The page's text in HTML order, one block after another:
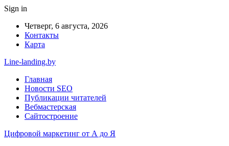
Sign in
Четверг, 6 августа, 2026
Контакты
Карта
Line-landing.by
Главная
Новости SEO
Публикации читателей
Вебмастерская
Сайтостроение
Цифровой маркетинг от А до Я